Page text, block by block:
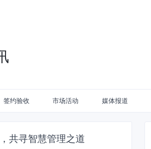
签约验收 市场活动 媒体报道
共寻智慧管理之道